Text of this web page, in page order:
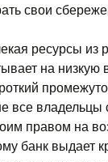
свои
ресурсы из
на низкую
все владельцы
правом на
банк выдает